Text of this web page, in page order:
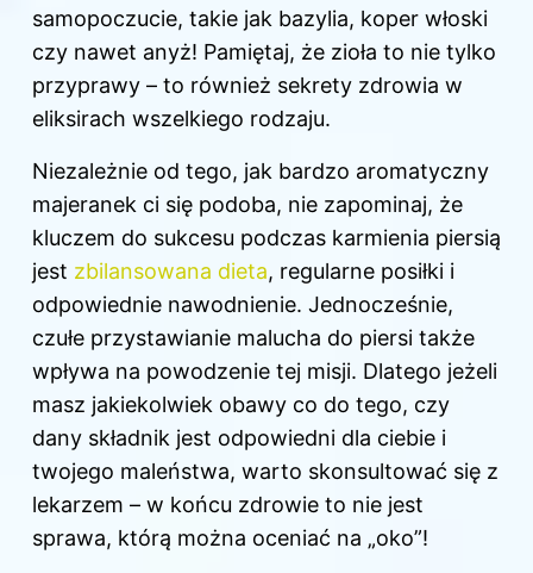
samopoczucie, takie jak bazylia, koper włoski
czy nawet anyż! Pamiętaj, że zioła to nie tylko
przyprawy – to również sekrety zdrowia w
eliksirach wszelkiego rodzaju.
Niezależnie od tego, jak bardzo aromatyczny
majeranek ci się podoba, nie zapominaj, że
kluczem do sukcesu podczas karmienia piersią
jest zbilansowana dieta, regularne posiłki i
odpowiednie nawodnienie. Jednocześnie,
czułe przystawianie malucha do piersi także
wpływa na powodzenie tej misji. Dlatego jeżeli
masz jakiekolwiek obawy co do tego, czy
dany składnik jest odpowiedni dla ciebie i
twojego maleństwa, warto skonsultować się z
lekarzem – w końcu zdrowie to nie jest
sprawa, którą można oceniać na „oko”!